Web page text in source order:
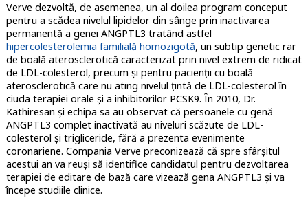
Verve dezvoltă, de asemenea, un al doilea program conceput
pentru a scădea nivelul lipidelor din sânge prin inactivarea
permanentă a genei ANGPTL3 tratând astfel
hipercolesterolemia familială homozigotă, un subtip genetic rar
de boală aterosclerotică caracterizat prin nivel extrem de ridicat
de LDL-colesterol, precum și pentru pacienții cu boală
aterosclerotică care nu ating nivelul țintă de LDL-colesterol în
ciuda terapiei orale și a inhibitorilor PCSK9. În 2010, Dr.
Kathiresan și echipa sa au observat că persoanele cu genă
ANGPTL3 complet inactivată au niveluri scăzute de LDL-
colesterol și trigliceride, fără a prezenta evenimente
coronariene. Compania Verve preconizează că spre sfârșitul
acestui an va reuși să identifice candidatul pentru dezvoltarea
terapiei de editare de bază care vizează gena ANGPTL3 și va
începe studiile clinice.